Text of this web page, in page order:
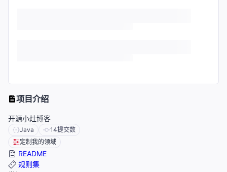
项目介绍
开源小灶博客
Java 14提交数
定制我的领域
README
规则集